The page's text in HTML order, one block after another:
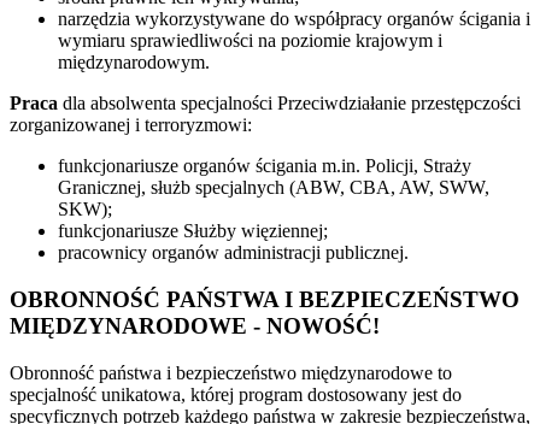
narzędzia wykorzystywane do współpracy organów ścigania i
wymiaru sprawiedliwości na poziomie krajowym i
międzynarodowym.
Praca dla absolwenta specjalności Przeciwdziałanie przestępczości
zorganizowanej i terroryzmowi:
funkcjonariusze organów ścigania m.in. Policji, Straży
Granicznej, służb specjalnych (ABW, CBA, AW, SWW,
SKW);
funkcjonariusze Służby więziennej;
pracownicy organów administracji publicznej.
OBRONNOŚĆ PAŃSTWA I BEZPIECZEŃSTWO
MIĘDZYNARODOWE - NOWOŚĆ!
Obronność państwa i bezpieczeństwo międzynarodowe to
specjalność unikatowa, której program dostosowany jest do
specyficznych potrzeb każdego państwa w zakresie bezpieczeństwa,